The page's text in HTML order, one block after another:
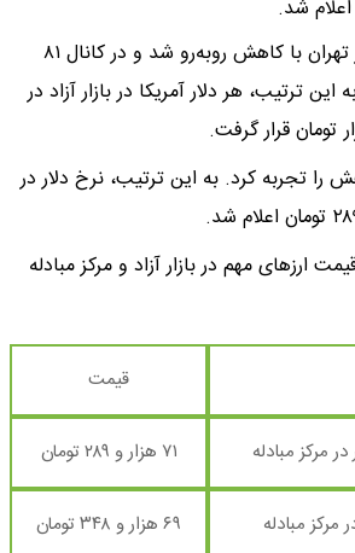
شد.
قیمت دلار امروز در بازار تهران با کاهش روبه‌رو شد و در کانال ۸۱
ترتیب، هر دلار آمریکا در بازار آزاد در
را تجربه کرد. به این ترتیب، نرخ دلار در
ارزهای مهم در بازار آزاد و مرکز مبادله
قیمت
مرکز مبادله ۷۱ هزار و ۲۸۹ تومان
مرکز مبادله ۶۹ هزار و ۳۴۸ تومان